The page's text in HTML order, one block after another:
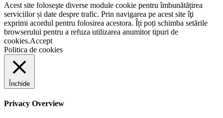
Acest site foloseşte diverse module cookie pentru îmbunătățirea
serviciilor și date despre trafic. Prin navigarea pe acest site îţi
exprimi acordul pentru folosirea acestora. Îți poți schimba setările
browserului pentru a refuza utilizarea anumitor tipuri de
cookies.Accept
Politica de cookies
Închide
Privacy Overview